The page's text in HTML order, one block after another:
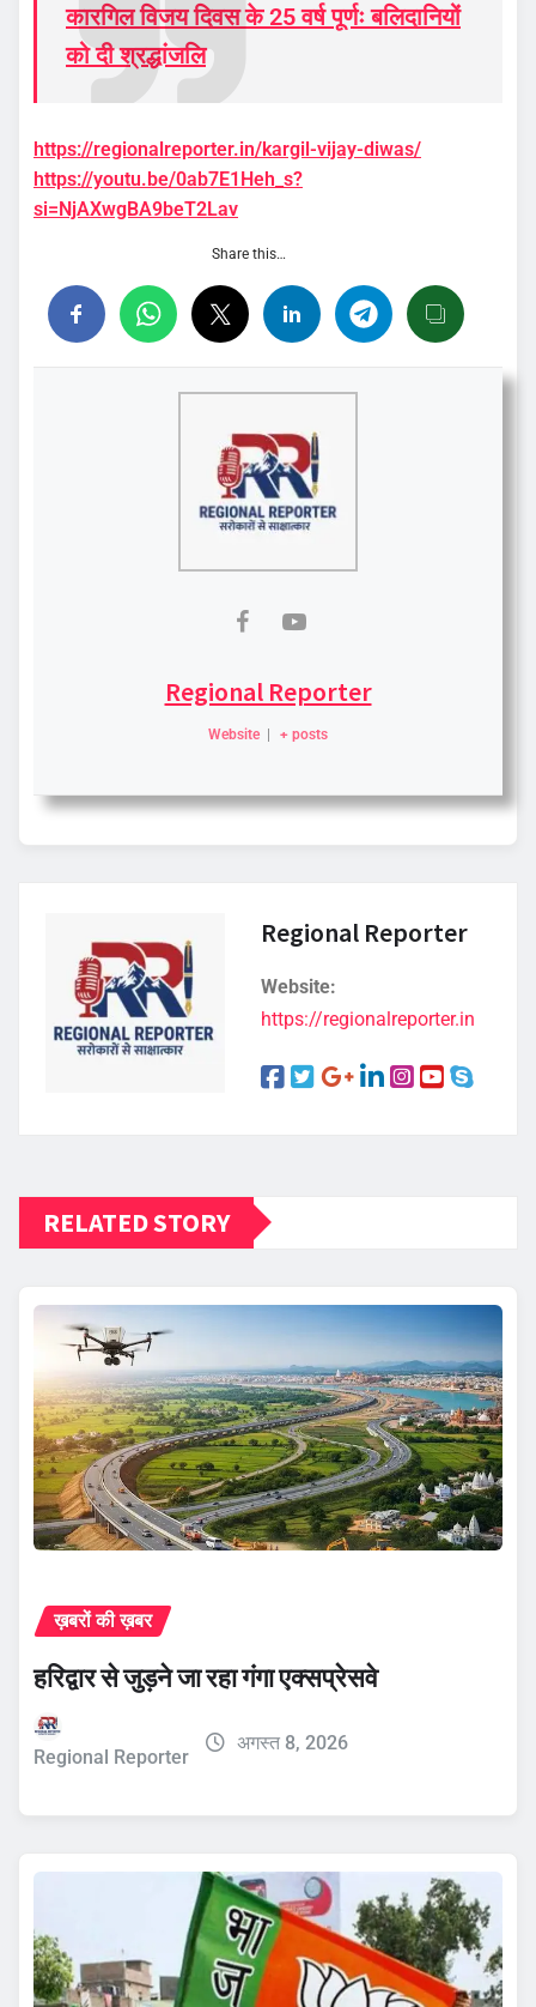
कारगिल विजय दिवस के 25 वर्ष पूर्णः बलिदानियों
को दी श्रद्धांजलि
https://regionalreporter.in/kargil-vijay-diwas/
https://youtu.be/0ab7E1Heh_s?
si=NjAXwgBA9beT2Lav
Share this…
Regional Reporter
Website | + posts
Regional Reporter
Website:
https://regionalreporter.in
RELATED STORY
ख़बरों की ख़बर
हरिद्वार से जुड़ने जा रहा गंगा एक्सप्रेसवे
Regional Reporter
अगस्त 8, 2026